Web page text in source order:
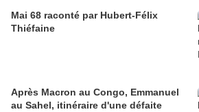
Mai 68 raconté par Hubert-Félix
Thiéfaine
Après Macron au Congo, Emmanuel
au Sahel, itinéraire d'une défaite